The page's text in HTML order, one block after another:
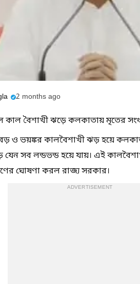
2 months ago
কাল বৈশাখী ঝড়ে কলকাতায় মৃতের
ও ভয়ঙ্কর কালবৈশাখী ঝড় হয়ে
যেন সব লন্ডভন্ড হয়ে যায়। এই
ঘোষণা করল রাজ্য সরকার।
ADVERTISEMENT